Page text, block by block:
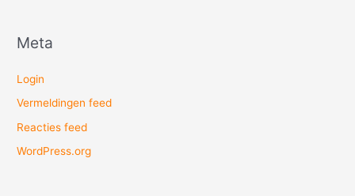
Meta
Login
Vermeldingen feed
Reacties feed
WordPress.org